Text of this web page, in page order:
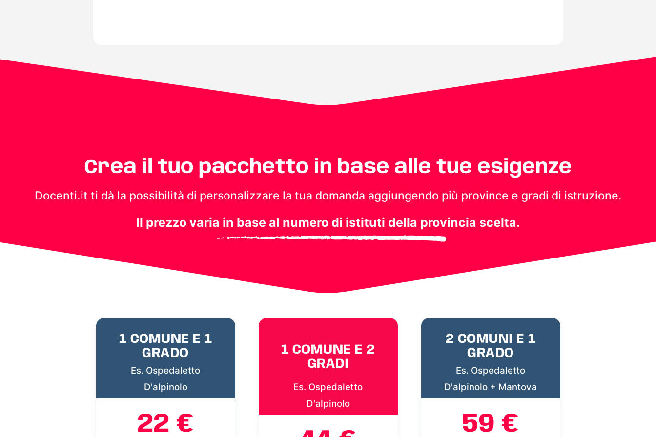
Crea il tuo pacchetto in base alle tue esigenze
Docenti.it ti dà la possibilità di personalizzare la tua domanda aggiungendo più province e gradi di istruzione.
Il prezzo varia in base al numero di istituti della provincia scelta.
1 COMUNE E 1
GRADO
Es. Ospedaletto
D'alpinolo
22 €
1 COMUNE E 2
GRADI
Es. Ospedaletto
D'alpinolo
2 COMUNI E 1
GRADO
Es. Ospedaletto
D'alpinolo + Mantova
59 €